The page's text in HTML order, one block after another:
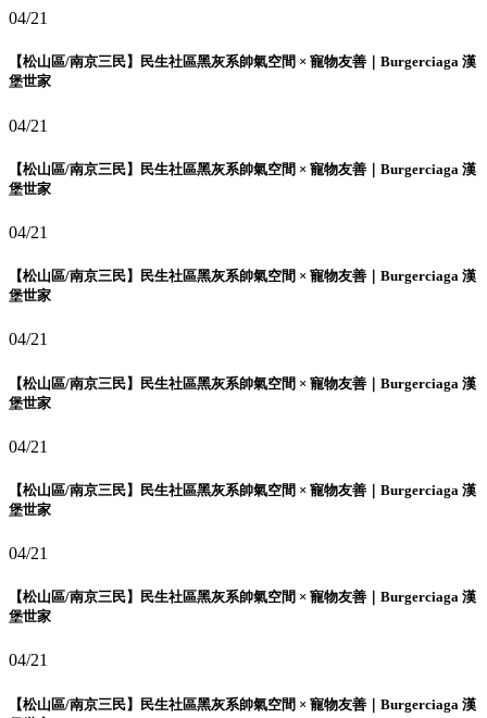
04/21
【松山區/南京三民】民生社區黑灰系帥氣空間 × 寵物友善｜Burgerciaga 漢
堡世家
04/21
【松山區/南京三民】民生社區黑灰系帥氣空間 × 寵物友善｜Burgerciaga 漢
堡世家
04/21
【松山區/南京三民】民生社區黑灰系帥氣空間 × 寵物友善｜Burgerciaga 漢
堡世家
04/21
【松山區/南京三民】民生社區黑灰系帥氣空間 × 寵物友善｜Burgerciaga 漢
堡世家
04/21
【松山區/南京三民】民生社區黑灰系帥氣空間 × 寵物友善｜Burgerciaga 漢
堡世家
04/21
【松山區/南京三民】民生社區黑灰系帥氣空間 × 寵物友善｜Burgerciaga 漢
堡世家
04/21
【松山區/南京三民】民生社區黑灰系帥氣空間 × 寵物友善｜Burgerciaga 漢